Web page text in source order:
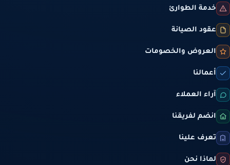
خدمة الطوارئ
عقود الصيانة
العروض والخصومات
أعمالنا
آراء العملاء
انضم لفريقنا
تعرف علينا
لماذا نحن